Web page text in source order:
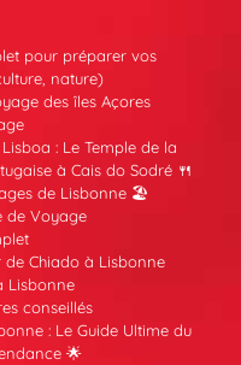
pour préparer vos
nature)
des îles Açores
: Le Temple de la
à Cais do Sodré 🍴
de Lisbonne 🏖️
de Voyage
de Chiado à Lisbonne
Lisbonne
conseillés
: Le Guide Ultime du
🌟